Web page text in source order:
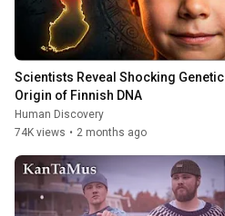
Scientists Reveal Shocking Genetic
Origin of Finnish DNA
Human Discovery
74K views • 2 months ago